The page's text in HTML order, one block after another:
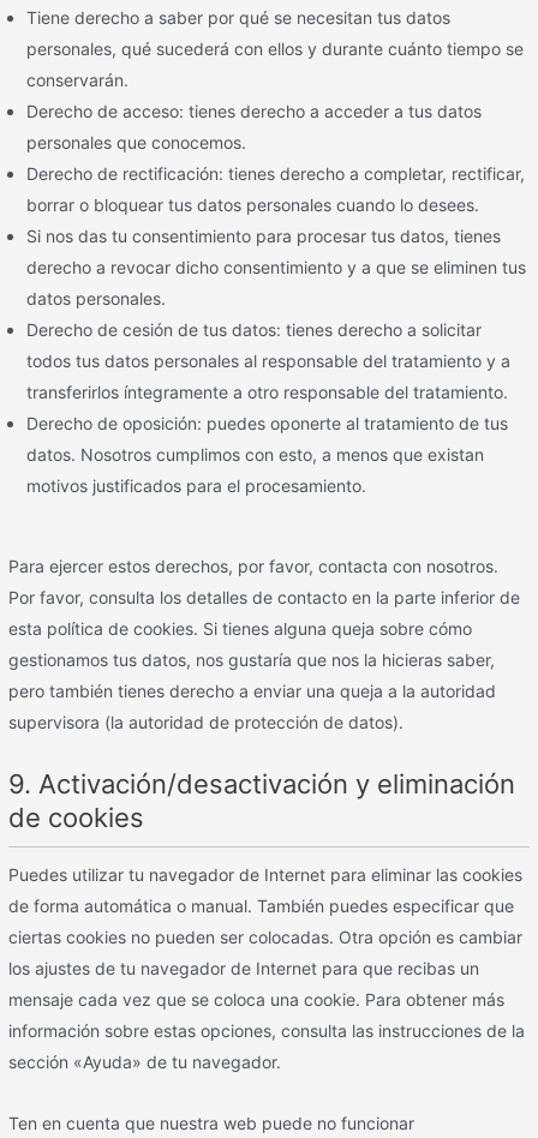
Tiene derecho a saber por qué se necesitan tus datos
personales, qué sucederá con ellos y durante cuánto tiempo se
conservarán.
Derecho de acceso: tienes derecho a acceder a tus datos
personales que conocemos.
Derecho de rectificación: tienes derecho a completar, rectificar,
borrar o bloquear tus datos personales cuando lo desees.
Si nos das tu consentimiento para procesar tus datos, tienes
derecho a revocar dicho consentimiento y a que se eliminen tus
datos personales.
Derecho de cesión de tus datos: tienes derecho a solicitar
todos tus datos personales al responsable del tratamiento y a
transferirlos íntegramente a otro responsable del tratamiento.
Derecho de oposición: puedes oponerte al tratamiento de tus
datos. Nosotros cumplimos con esto, a menos que existan
motivos justificados para el procesamiento.
Para ejercer estos derechos, por favor, contacta con nosotros.
Por favor, consulta los detalles de contacto en la parte inferior de
esta política de cookies. Si tienes alguna queja sobre cómo
gestionamos tus datos, nos gustaría que nos la hicieras saber,
pero también tienes derecho a enviar una queja a la autoridad
supervisora (la autoridad de protección de datos).
9. Activación/desactivación y eliminación
de cookies
Puedes utilizar tu navegador de Internet para eliminar las cookies
de forma automática o manual. También puedes especificar que
ciertas cookies no pueden ser colocadas. Otra opción es cambiar
los ajustes de tu navegador de Internet para que recibas un
mensaje cada vez que se coloca una cookie. Para obtener más
información sobre estas opciones, consulta las instrucciones de la
sección «Ayuda» de tu navegador.
Ten en cuenta que nuestra web puede no funcionar